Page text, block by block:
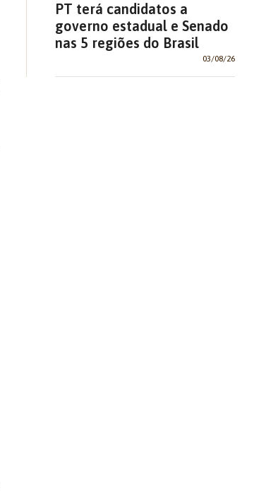
PT terá candidatos a
governo estadual e Senado
nas 5 regiões do Brasil
03/08/26